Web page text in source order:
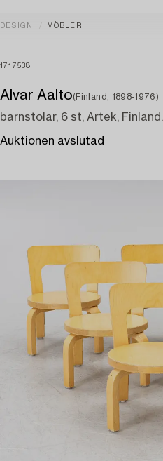
DESIGN MÖBLER
1717538
Alvar Aalto(Finland, 1898-1976)
barnstolar, 6 st, Artek, Finland.
Auktionen avslutad